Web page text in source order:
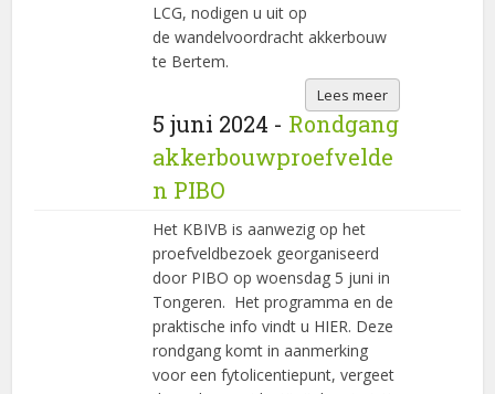
LCG, nodigen u uit op
de wandelvoordracht akkerbouw
te Bertem.
Lees meer
5 juni 2024 - Rondgang
akkerbouwproefvelde
n PIBO
Het KBIVB is aanwezig op het
proefveldbezoek georganiseerd
door PIBO op woensdag 5 juni in
Tongeren. Het programma en de
praktische info vindt u HIER. Deze
rondgang komt in aanmerking
voor een fytolicentiepunt, vergeet